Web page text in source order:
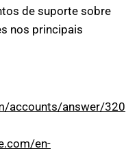
de suporte sobre
nos principais
accounts/answer/320
en-